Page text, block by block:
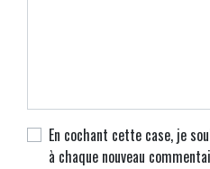
En cochant cette case, je
à chaque nouveau